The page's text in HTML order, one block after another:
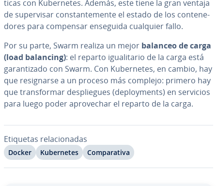
ti­cas con Ku­be­r­ne­tes. Además, este tiene la gran ventaja
de su­pe­r­vi­sar co­n­s­ta­n­te­me­n­te el estado de los co­n­te­ne­
do­res para compensar enseguida cualquier fallo.
Por su parte, Swarm realiza un mejor balanceo de carga
(load balancing): el reparto igua­li­ta­rio de la carga está
ga­ra­n­ti­za­do con Swarm. Con Ku­be­r­ne­tes, en cambio, hay
que re­si­g­nar­se a un proceso más complejo: primero hay
que tra­n­s­fo­r­mar de­s­plie­gues (de­plo­y­me­nts) en servicios
para luego poder apro­ve­char el reparto de la carga.
Etiquetas re­la­cio­na­das
Docker Ku­be­r­ne­tes Co­m­pa­ra­ti­va